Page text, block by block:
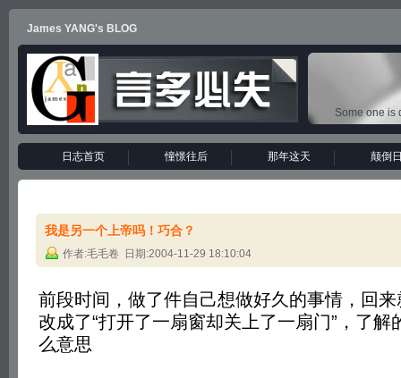
James YANG's BLOG
Some one is
日志首页 憧憬往后 那年这天 颠倒
我是另一个上帝吗！巧合？
作者:毛毛卷 日期:2004-11-29 18:10:04
前段时间，做了件自己想做好久的事情，回
改成了“打开了一扇窗却关上了一扇门”，了解
么意思